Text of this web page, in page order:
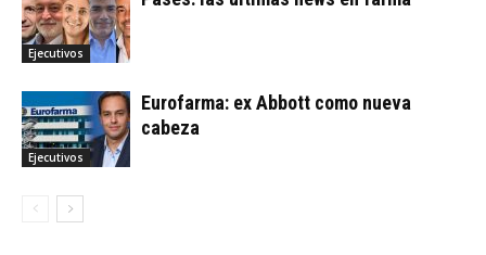
Ejecutivos
Ejecutivos
Eurofarma: ex Abbott como nueva
cabeza